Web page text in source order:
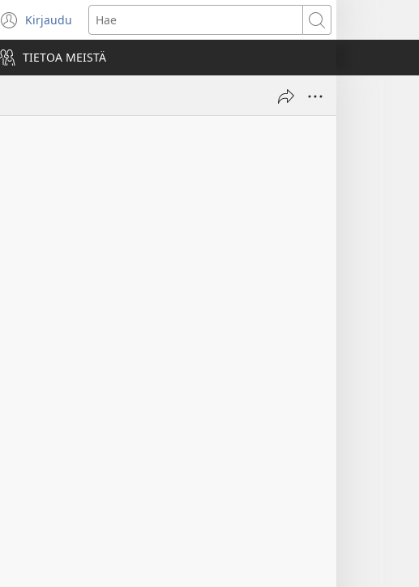
Kirjaudu
(avaa
uuden
ikkunan)
Hae
TIETOA MEISTÄ